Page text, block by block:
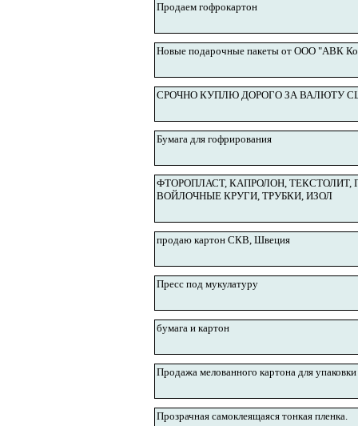
Продаем гофрокартон
Новые подарочные пакеты от ООО "АВК
СРОЧНО КУПЛЮ ДОРОГО ЗА ВАЛЮТУ
Бумага для гофрирования
ФТОРОПЛАСТ, КАПРОЛОН,
ВОЙЛОЧНЫЕ КРУГИ, ТРУБКИ, ИЗОЛ
продаю картон СКВ, Швеция
Пресс под мукулатуру
бумага и картон
Продажа мелованного картона для
Прозрачная самоклеящаяся тонкая пленка.